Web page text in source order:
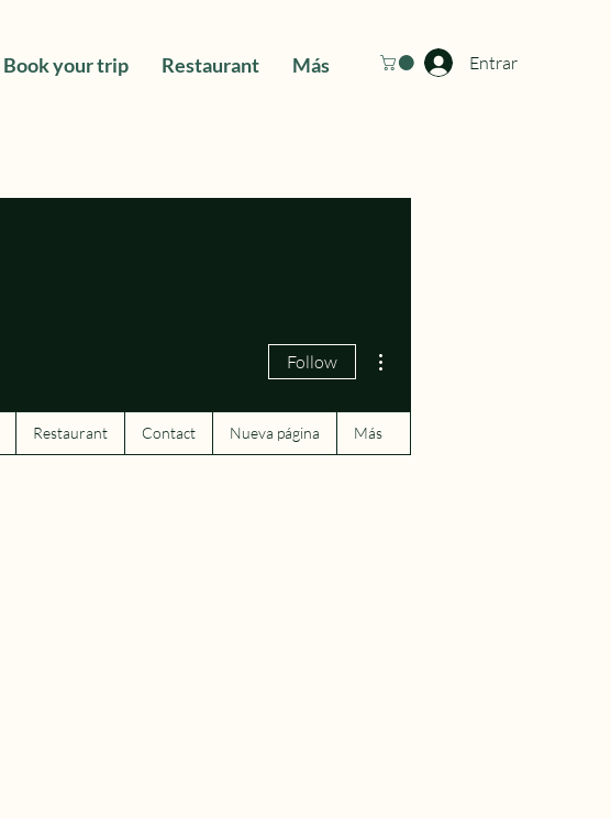
Book your trip Restaurant Más Entrar
Follow
Restaurant Contact Nueva página Más